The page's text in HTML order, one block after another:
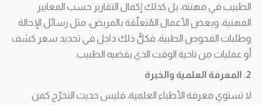
الطبيب في مهنته، بل كذلك إكمال التقارير حسب المعايير
المهنية، وبعض الأعمال المُتعلّقة بالمريض، مثل رسائل الإحالة
وطلبات الفحوص الطبية، فكلُّ ذلك داخِل في تحديد سعر كشف
أو عمليات من ناحية الوقت الذي يقضيه الطبيب.
2. المعرفة العلمية والخبرة
لا تستوي معرفة الأطباء العلمية، فليس حديث التخرّج كمن